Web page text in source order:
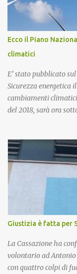
Ecco il Piano
climatici
E’ stato pubblicato
Sicurezza energetica
cambiamenti
del 2018, sarà ora
nazionale per
rischi derivanti dai
di adattamento dei
trarre vantaggio dalle
presentare con le
Piano è stata già
che si sono tenute il
le osservazioni e
all’approvazione
poi all’insediamento
Giustizia è fatta per
La Cassazione ha
volontario ad Antonio
con quattro colpi di